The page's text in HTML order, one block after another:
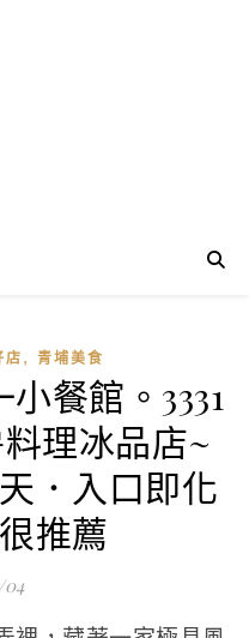
店 , 青埔美食
餐館。3331
理冰品店~
．入口即化
推薦
04